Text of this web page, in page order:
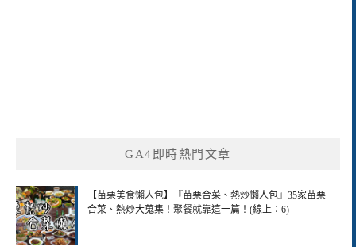
GA4即時熱門文章
【苗栗美食懶人包】『苗栗合菜、熱炒懶人包』35家苗栗
合菜、熱炒大蒐集！聚餐就靠這一篇！(線上：6)